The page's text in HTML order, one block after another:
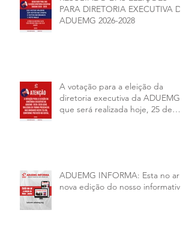
PARA DIRETORIA EXECUTIVA DA
ADUEMG 2026-2028
A votação para a eleição da
diretoria executiva da ADUEMG
que será realizada hoje, 25 de
ADUEMG INFORMA: Esta no ar a
nova edição do nosso informativo